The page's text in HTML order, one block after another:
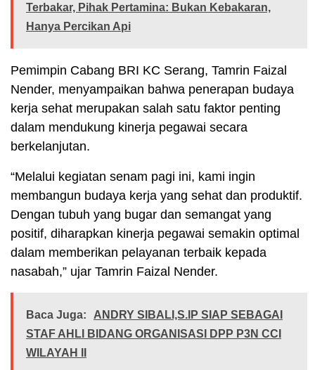
Terbakar, Pihak Pertamina: Bukan Kebakaran,
Hanya Percikan Api
Pemimpin Cabang BRI KC Serang, Tamrin Faizal
Nender, menyampaikan bahwa penerapan budaya
kerja sehat merupakan salah satu faktor penting
dalam mendukung kinerja pegawai secara
berkelanjutan.
“Melalui kegiatan senam pagi ini, kami ingin
membangun budaya kerja yang sehat dan produktif.
Dengan tubuh yang bugar dan semangat yang
positif, diharapkan kinerja pegawai semakin optimal
dalam memberikan pelayanan terbaik kepada
nasabah,” ujar Tamrin Faizal Nender.
Baca Juga:
ANDRY SIBALI,S.IP SIAP SEBAGAI
STAF AHLI BIDANG ORGANISASI DPP P3N CCI
WILAYAH II